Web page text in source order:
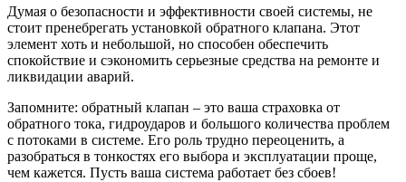
Думая о безопасности и эффективности своей системы, не
стоит пренебрегать установкой обратного клапана. Этот
элемент хоть и небольшой, но способен обеспечить
спокойствие и сэкономить серьезные средства на ремонте и
ликвидации аварий.
Запомните: обратный клапан – это ваша страховка от
обратного тока, гидроударов и большого количества проблем
с потоками в системе. Его роль трудно переоценить, а
разобраться в тонкостях его выбора и эксплуатации проще,
чем кажется. Пусть ваша система работает без сбоев!